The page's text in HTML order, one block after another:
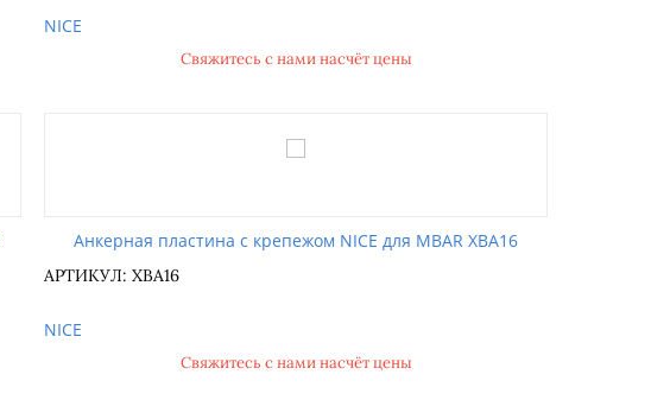
NICE
Свяжитесь с нами насчёт цены
Анкерная пластина с крепежом NICE для MBAR XBA16
АРТИКУЛ: XBA16
NICE
Свяжитесь с нами насчёт цены